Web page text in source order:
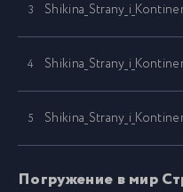
3
4
5
6
Погружение в мир